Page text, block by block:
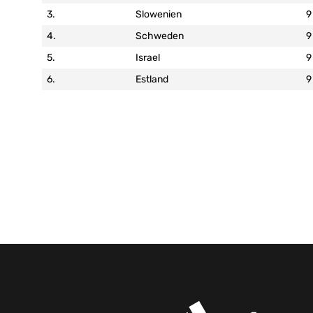
3.
Slowenien 9
4.
Schweden 9
5.
Israel 9
6.
Estland 9